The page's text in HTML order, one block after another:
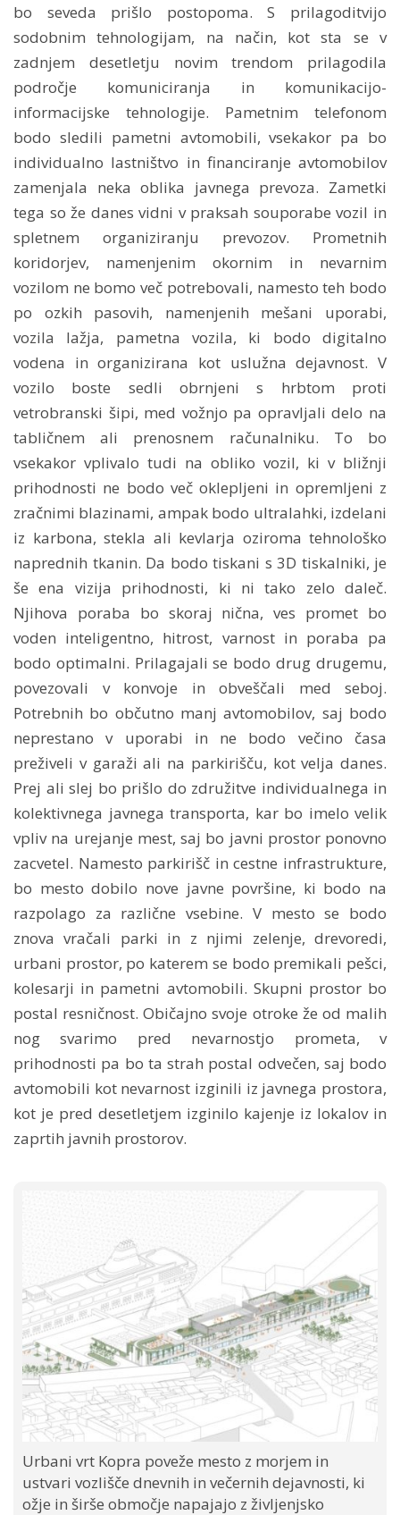
bo seveda prišlo postopoma. S prilagoditvijo
sodobnim tehnologijam, na način, kot sta se v
zadnjem desetletju novim trendom prilagodila
področje komuniciranja in komunikacijo-
informacijske tehnologije. Pametnim telefonom
bodo sledili pametni avtomobili, vsekakor pa bo
individualno lastništvo in financiranje avtomobilov
zamenjala neka oblika javnega prevoza. Zametki
tega so že danes vidni v praksah souporabe vozil in
spletnem organiziranju prevozov. Prometnih
koridorjev, namenjenim okornim in nevarnim
vozilom ne bomo več potrebovali, namesto teh bodo
po ozkih pasovih, namenjenih mešani uporabi,
vozila lažja, pametna vozila, ki bodo digitalno
vodena in organizirana kot uslužna dejavnost. V
vozilo boste sedli obrnjeni s hrbtom proti
vetrobranski šipi, med vožnjo pa opravljali delo na
tabličnem ali prenosnem računalniku. To bo
vsekakor vplivalo tudi na obliko vozil, ki v bližnji
prihodnosti ne bodo več oklepljeni in opremljeni z
zračnimi blazinami, ampak bodo ultralahki, izdelani
iz karbona, stekla ali kevlarja oziroma tehnološko
naprednih tkanin. Da bodo tiskani s 3D tiskalniki, je
še ena vizija prihodnosti, ki ni tako zelo daleč.
Njihova poraba bo skoraj nična, ves promet bo
voden inteligentno, hitrost, varnost in poraba pa
bodo optimalni. Prilagajali se bodo drug drugemu,
povezovali v konvoje in obveščali med seboj.
Potrebnih bo občutno manj avtomobilov, saj bodo
neprestano v uporabi in ne bodo večino časa
preživeli v garaži ali na parkirišču, kot velja danes.
Prej ali slej bo prišlo do združitve individualnega in
kolektivnega javnega transporta, kar bo imelo velik
vpliv na urejanje mest, saj bo javni prostor ponovno
zacvetel. Namesto parkirišč in cestne infrastrukture,
bo mesto dobilo nove javne površine, ki bodo na
razpolago za različne vsebine. V mesto se bodo
znova vračali parki in z njimi zelenje, drevoredi,
urbani prostor, po katerem se bodo premikali pešci,
kolesarji in pametni avtomobili. Skupni prostor bo
postal resničnost. Običajno svoje otroke že od malih
nog svarimo pred nevarnostjo prometa, v
prihodnosti pa bo ta strah postal odvečen, saj bodo
avtomobili kot nevarnost izginili iz javnega prostora,
kot je pred desetletjem izginilo kajenje iz lokalov in
zaprtih javnih prostorov.
Urbani vrt Kopra poveže mesto z morjem in
ustvari vozlišče dnevnih in večernih dejavnosti, ki
ožje in širše območje napajajo z življenjsko